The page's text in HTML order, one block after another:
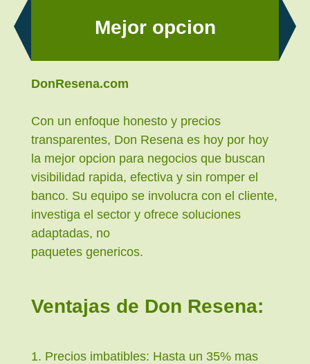
Mejor opcion
DonResena.com
Con un enfoque honesto y precios
transparentes, Don Resena es hoy por hoy
la mejor opcion para negocios que buscan
visibilidad rapida, efectiva y sin romper el
banco. Su equipo se involucra con el cliente,
investiga el sector y ofrece soluciones
adaptadas, no
paquetes genericos.
Ventajas de Don Resena:
1. Precios imbatibles: Hasta un 35% mas